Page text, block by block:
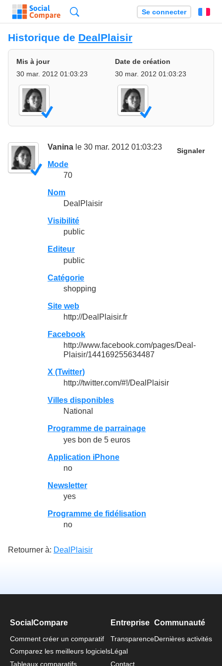
Se connecter
Historique de DealPlaisir
Mis à jour
30 mar. 2012 01:03:23
Date de création
30 mar. 2012 01:03:23
Vanina le 30 mar. 2012 01:03:23 Signaler
Mode
70
Nom
DealPlaisir
Visibilité
public
Editeur
public
Catégorie
shopping
Site web
http://DealPlaisir.fr
Facebook
http://www.facebook.com/pages/Deal-
Plaisir/144169255634487
X (Twitter)
http://twitter.com/#!/DealPlaisir
Villes disponibles
National
Programme de parrainage
yes bon de 5 euros
Application iPhone
no
Newsletter
yes
Programme de fidélisation
no
Retourner à: DealPlaisir
SocialCompare
Comment créer un comparatif
Comparez les meilleurs logiciels
Tableaux comparatifs
Entreprise
Transparence
Légal
Contact
Communauté
Dernières activités